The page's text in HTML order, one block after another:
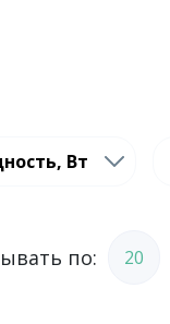
Вт
по: 20